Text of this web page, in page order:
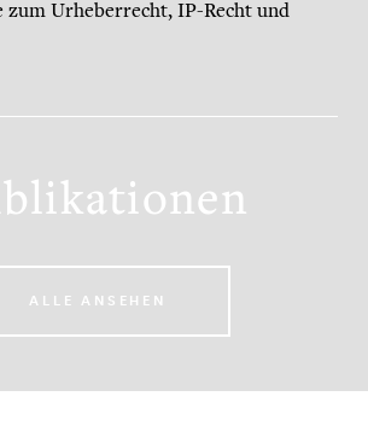
zum Urheberrecht, IP-Recht und
ALLE ANSEHEN